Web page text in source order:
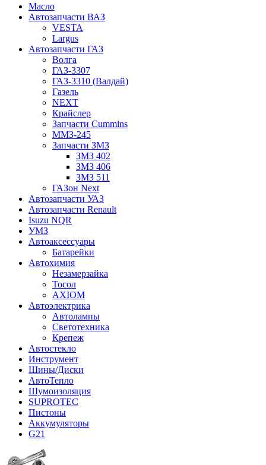
Масло
Автозапчасти ВАЗ
VESTA
Largus
Автозапчасти ГАЗ
Волга
ГАЗ-3307
ГАЗ-3310 (Валдай)
Газель
NEXT
Крайслер
Запчасти Cummins
ММЗ-245
Запчасти ЗМЗ
ЗМЗ 402
ЗМЗ 406
ЗМЗ 511
ГАЗон Next
Автозапчасти УАЗ
Автозапчасти Renault
Isuzu NQR
УМЗ
Автоаксессуары
Батарейки
Автохимия
Незамерзайка
Тосол
AXIOM
Автоэлектрика
Автолампы
Светотехника
Крепеж
Автостекло
Инструмент
Шины/Диски
АвтоТепло
Шумоизоляция
SUPROTEC
Пистоны
Аккумуляторы
G21